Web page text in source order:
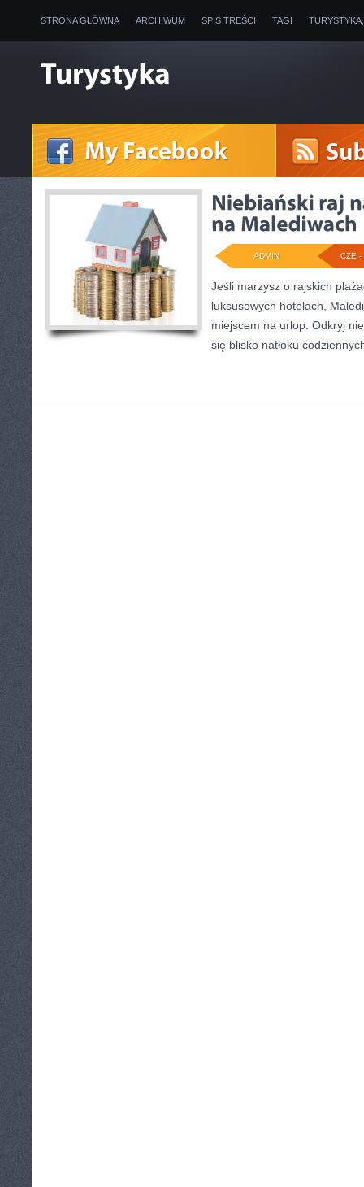
STRONA GŁÓWNA ARCHIWUM SPIS TREŚCI TAGI
CZE -
ADMIN
Jeśli marzysz o rajskich
luksusowych hotelach,
miejscem na urlop. Odkryj
się blisko natłoku